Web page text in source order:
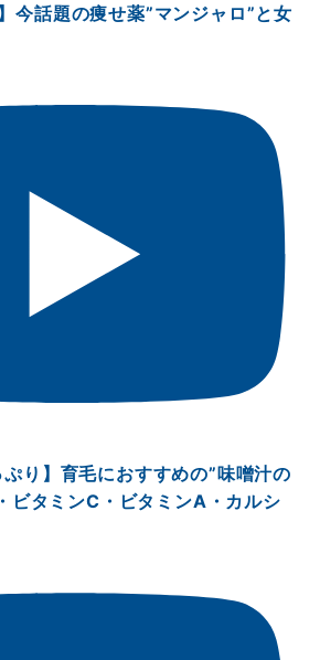
今話題の痩せ薬”マンジャロ”と女
ぷり】育毛におすすめの”味噌汁の
ビタミンⅭ・ビタミンA・カルシ